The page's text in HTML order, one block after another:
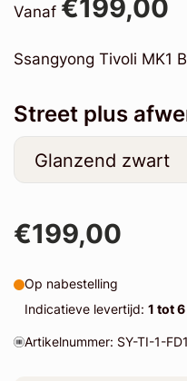
Vanaf €199,00
Ssangyong Tivoli MK1
Street plus
€199,00
Op nabestelling
Indicatieve levertijd: 1 tot
Artikelnummer: SY-TI-1-